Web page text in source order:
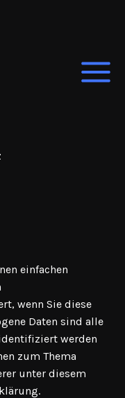
einfachen
wenn Sie diese
Daten sind alle
werden
zum Thema
unter diesem